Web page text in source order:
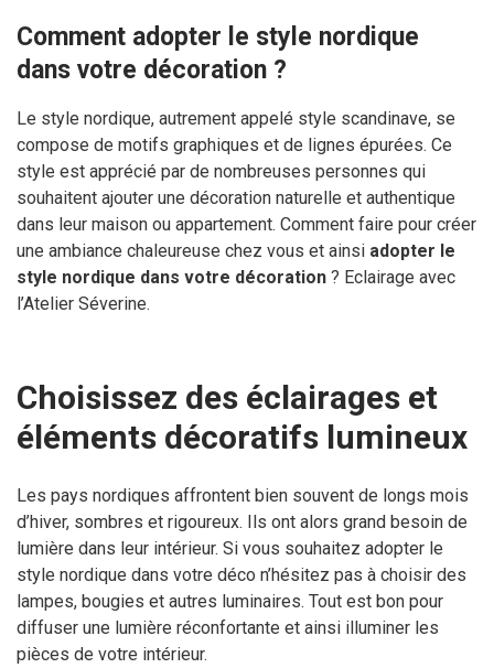
Comment adopter le style nordique
dans votre décoration ?
Le style nordique, autrement appelé style scandinave, se
compose de motifs graphiques et de lignes épurées. Ce
style est apprécié par de nombreuses personnes qui
souhaitent ajouter une décoration naturelle et authentique
dans leur maison ou appartement. Comment faire pour créer
une ambiance chaleureuse chez vous et ainsi adopter le
style nordique dans votre décoration ? Eclairage avec
l’Atelier Séverine.
Choisissez des éclairages et
éléments décoratifs lumineux
Les pays nordiques affrontent bien souvent de longs mois
d’hiver, sombres et rigoureux. Ils ont alors grand besoin de
lumière dans leur intérieur. Si vous souhaitez adopter le
style nordique dans votre déco n’hésitez pas à choisir des
lampes, bougies et autres luminaires. Tout est bon pour
diffuser une lumière réconfortante et ainsi illuminer les
pièces de votre intérieur.